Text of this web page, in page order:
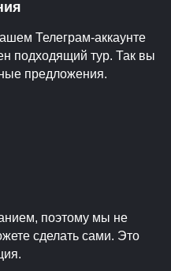
Телеграм-аккаунте
подходящий тур. Так вы
предложения.
поэтому мы не
сделать сами. Это